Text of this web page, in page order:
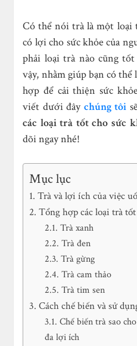
Có thể nói trà là một loại
có lợi cho sức khỏe của
phải loại trà nào cũng
vậy, nhằm giúp bạn có
hợp để cải thiện sức
viết dưới đây chúng tôi
các loại trà tốt cho sức
dõi ngay nhé!
Mục lục
Trà và lợi ích của việc
Tổng hợp các loại trà
Trà xanh
Trà đen
Trà gừng
Trà cam thảo
Trà tim sen
Cách chế biến và sử
Chế biến trà sao
đa lợi ích